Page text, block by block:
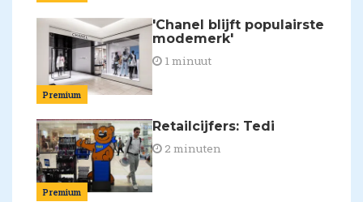
Premium
'Chanel blijft populairste
modemerk'
1 minuut
Premium
Retailcijfers: Tedi
2 minuten